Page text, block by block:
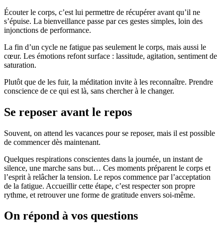
Écouter le corps, c’est lui permettre de récupérer avant qu’il ne
s’épuise. La bienveillance passe par ces gestes simples, loin des
injonctions de performance.
La fin d’un cycle ne fatigue pas seulement le corps, mais aussi le
cœur. Les émotions refont surface : lassitude, agitation, sentiment de
saturation.
Plutôt que de les fuir, la méditation invite à les reconnaître. Prendre
conscience de ce qui est là, sans chercher à le changer.
Se reposer avant le repos
Souvent, on attend les vacances pour se reposer, mais il est possible
de commencer dès maintenant.
Quelques respirations conscientes dans la journée, un instant de
silence, une marche sans but… Ces moments préparent le corps et
l’esprit à relâcher la tension. Le repos commence par l’acceptation
de la fatigue. Accueillir cette étape, c’est respecter son propre
rythme, et retrouver une forme de gratitude envers soi-même.
On répond à vos questions